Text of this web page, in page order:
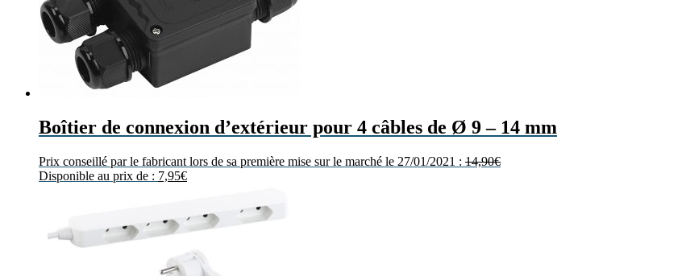
Boîtier de connexion d’extérieur pour 4 câbles de Ø 9 – 14 mm
Prix conseillé par le fabricant lors de sa première mise sur le marché le 27/01/2021 : 14,90€
Disponible au prix de : 7,95€